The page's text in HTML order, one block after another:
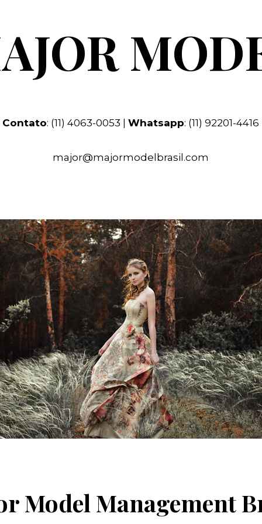
Contato: (11) 4063-0053 |Whatsapp: (11) 92201-4416
major@majormodelbrasil.com
Model Management